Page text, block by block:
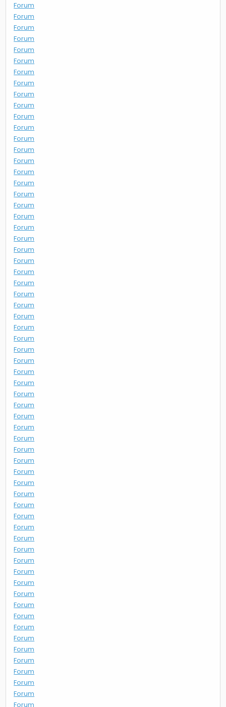
Forum
Forum
Forum
Forum
Forum
Forum
Forum
Forum
Forum
Forum
Forum
Forum
Forum
Forum
Forum
Forum
Forum
Forum
Forum
Forum
Forum
Forum
Forum
Forum
Forum
Forum
Forum
Forum
Forum
Forum
Forum
Forum
Forum
Forum
Forum
Forum
Forum
Forum
Forum
Forum
Forum
Forum
Forum
Forum
Forum
Forum
Forum
Forum
Forum
Forum
Forum
Forum
Forum
Forum
Forum
Forum
Forum
Forum
Forum
Forum
Forum
Forum
Forum
Forum